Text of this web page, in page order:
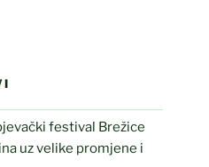
festival Brežice
uz velike promjene i